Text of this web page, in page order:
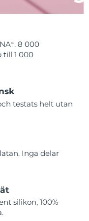
TM . 8 000
till 1 000
testats helt utan
Inga delar
silikon, 100%